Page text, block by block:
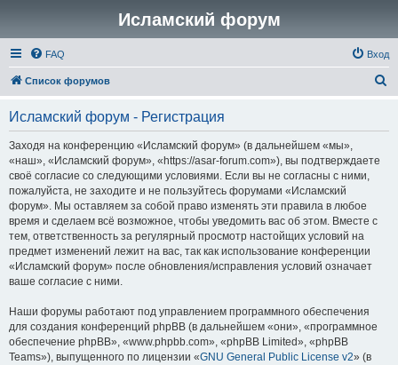
Исламский форум
FAQ Вход
Список форумов
Исламский форум - Регистрация
Заходя на конференцию «Исламский форум» (в дальнейшем «мы»,
«наш», «Исламский форум», «https://asar-forum.com»), вы подтверждаете
своё согласие со следующими условиями. Если вы не согласны с ними,
пожалуйста, не заходите и не пользуйтесь форумами «Исламский
форум». Мы оставляем за собой право изменять эти правила в любое
время и сделаем всё возможное, чтобы уведомить вас об этом. Вместе с
тем, ответственность за регулярный просмотр настойщих условий на
предмет изменений лежит на вас, так как использование конференции
«Исламский форум» после обновления/исправления условий означает
ваше согласие с ними.
Наши форумы работают под управлением программного обеспечения
для создания конференций phpBB (в дальнейшем «они», «программное
обеспечение phpBB», «www.phpbb.com», «phpBB Limited», «phpBB
Teams»), выпущенного по лицензии «GNU General Public License v2» (в